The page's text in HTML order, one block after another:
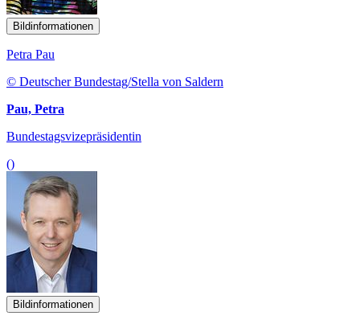
Bildinformationen
Petra Pau
© Deutscher Bundestag/Stella von Saldern
Pau, Petra
Bundestagsvizepräsidentin
()
Bildinformationen